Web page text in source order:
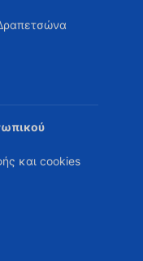
και cookies